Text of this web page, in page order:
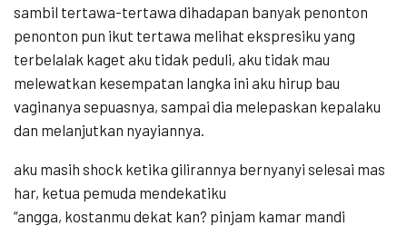
sambil tertawa-tertawa dihadapan banyak penonton
penonton pun ikut tertawa melihat ekspresiku yang
terbelalak kaget aku tidak peduli, aku tidak mau
melewatkan kesempatan langka ini aku hirup bau
vaginanya sepuasnya, sampai dia melepaskan kepalaku
dan melanjutkan nyayiannya.
aku masih shock ketika gilirannya bernyanyi selesai mas
har, ketua pemuda mendekatiku
“angga, kostanmu dekat kan? pinjam kamar mandi